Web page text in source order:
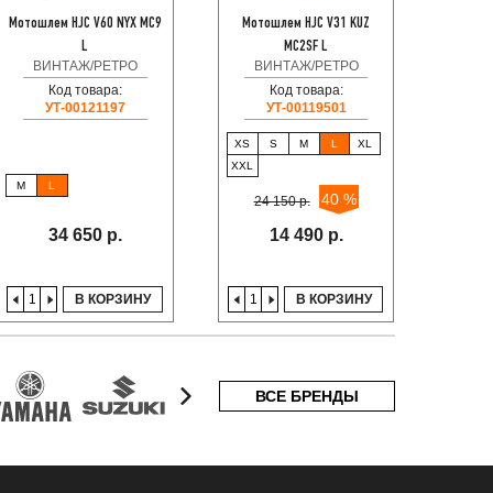
Мотошлем HJC V60 NYX MC9
L
ВИНТАЖ/РЕТРО
Код товара:
УТ-00121197
M L
34 650 р.
В КОРЗИНУ
Мотошлем HJC V31 KUZ
MC2SF L
ВИНТАЖ/РЕТРО
Код товара:
УТ-00119501
XS S M L
XL
XXL
24 150 р. 40 %
14 490 р.
В КОРЗИНУ
ВСЕ БРЕНДЫ